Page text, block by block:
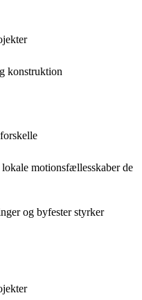
konstruktion
motionsfællesskaber de
og byfester styrker